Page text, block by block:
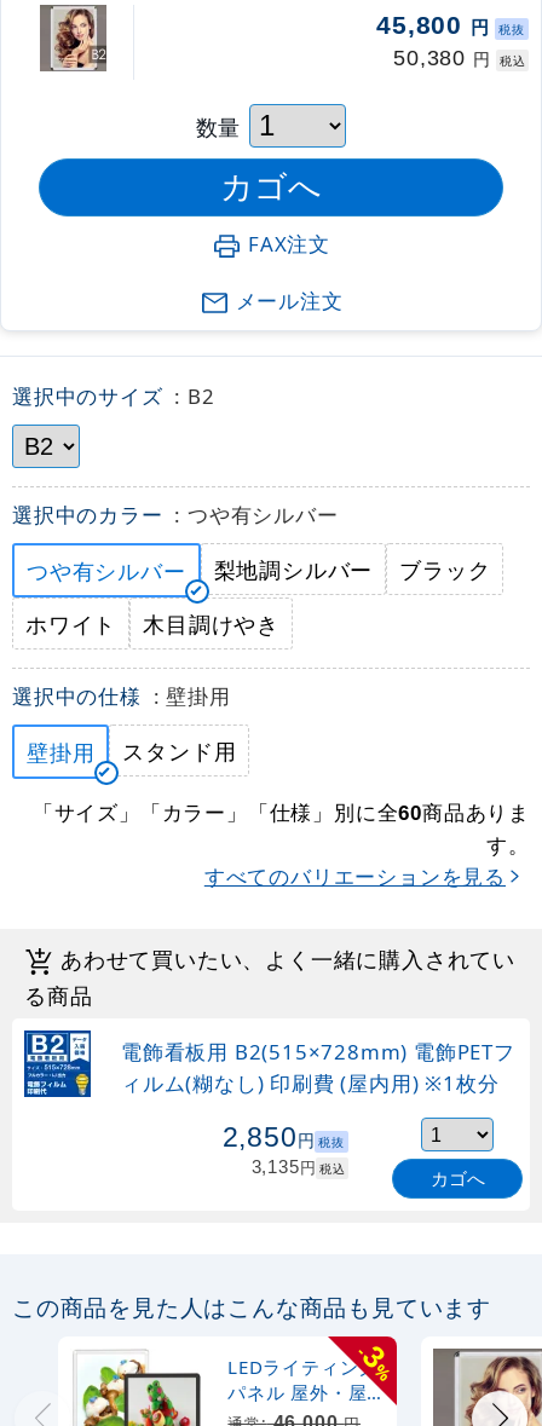
45,800 円 税抜
50,380 円 税込
数量
FAX注文
メール注文
選択中のサイズ : B2
選択中のカラー : つや有シルバー
つや有シルバー 梨地調シルバー
ブラック
ホワイト
木目調けやき
選択中の仕様 : 壁掛用
壁掛用 スタンド用
「サイズ」「カラー」「仕様」別に全60商品ありま
す。
すべてのバリエーションを見る
あわせて買いたい、よく一緒に購入されてい
る商品
電飾看板用 B2(515×728mm) 電飾PETフ
ィルム(糊なし) 印刷費 (屋内用) ※1枚分
2,850円 税抜
3,135円 税込 カゴへ
この商品を見た人はこんな商品も見ています
-
3
%
LEDライティング
パネル 屋外・屋
内兼用 MGライト